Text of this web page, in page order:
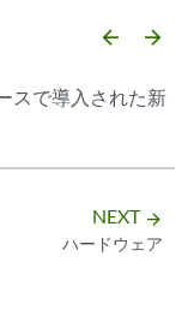
arrow_backward arrow_forward
スで導入された新
NEXT arrow_forward
ハードウェア